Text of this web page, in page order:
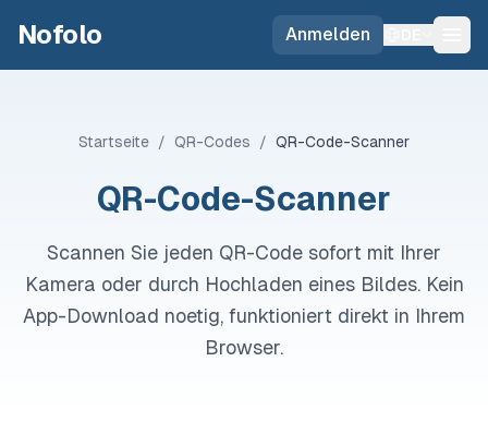
Nofolo Anmelden
Startseite / QR-Codes / QR-Code-Scanner
QR-Code-Scanner
Scannen Sie jeden QR-Code sofort mit Ihrer
Kamera oder durch Hochladen eines Bildes. Kein
App-Download noetig, funktioniert direkt in Ihrem
Browser.